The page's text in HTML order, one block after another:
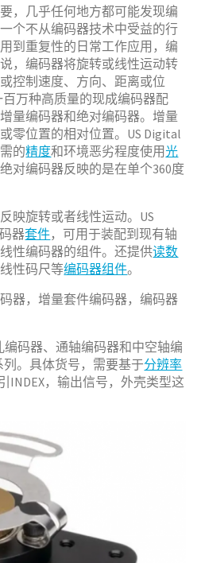
，几乎任何地方都可能发现编
个不从编码器技术中受益的行
到重复性的日常工作应用，编
，编码器将旋转或线性运动转
控制速度、方向、距离或位
万种高质量的现成编码器配
量编码器和绝对编码器。增量
零位置的相对位置。US Digital
的精度和环境恶劣程度使用光
对编码器反映的是在单个360度
映旋转或者线性运动。US
器套件，可用于装配到现有轴
性编码器的组件。还提供读数
性码尺等编码器组件。
器，增量套件编码器，编码器
码器、通轴编码器和中空轴编
列。具体货号，需要基于分辨率
INDEX，输出信号，外壳类型这